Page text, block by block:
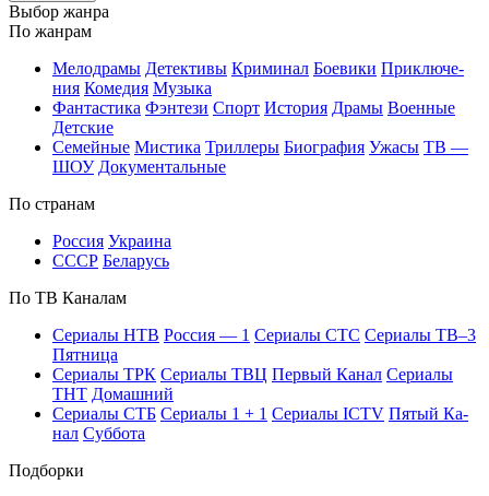
Вы­бор жан­ра
По жан­рам
Ме­ло­дра­мы Де­тек­ти­вы Кри­ми­нал Бое­ви­ки При­клю­че­
ния Ко­ме­дия Му­зы­ка
Фан­та­сти­ка Фэн­те­зи Спорт Ис­то­рия Дра­мы Во­ен­ные
Дет­ские
Се­мей­ные Мис­ти­ка Трил­ле­ры Био­гра­фия Ужа­сы ТВ —
ШОУ До­ку­мен­таль­ные
По стра­нам
Рос­сия Ук­раи­на
СССР Бе­ла­русь
По ТВ Ка­на­лам
Се­риа­лы НТВ Рос­сия — 1 Се­риа­лы СТС Се­риа­лы ТВ–3
Пят­ни­ца
Се­риа­лы ТРК Се­риа­лы ТВЦ Пер­вый Ка­нал Се­риа­лы
ТНТ До­маш­ний
Се­риа­лы СТБ Се­риа­лы 1 + 1 Се­риа­лы ICTV Пя­тый Ка­
нал Суб­бо­та
Подборки